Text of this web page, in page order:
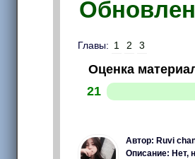
Главы: 1 2 3
Оценка
21
Автор: Ruvi
Описание: Нет,